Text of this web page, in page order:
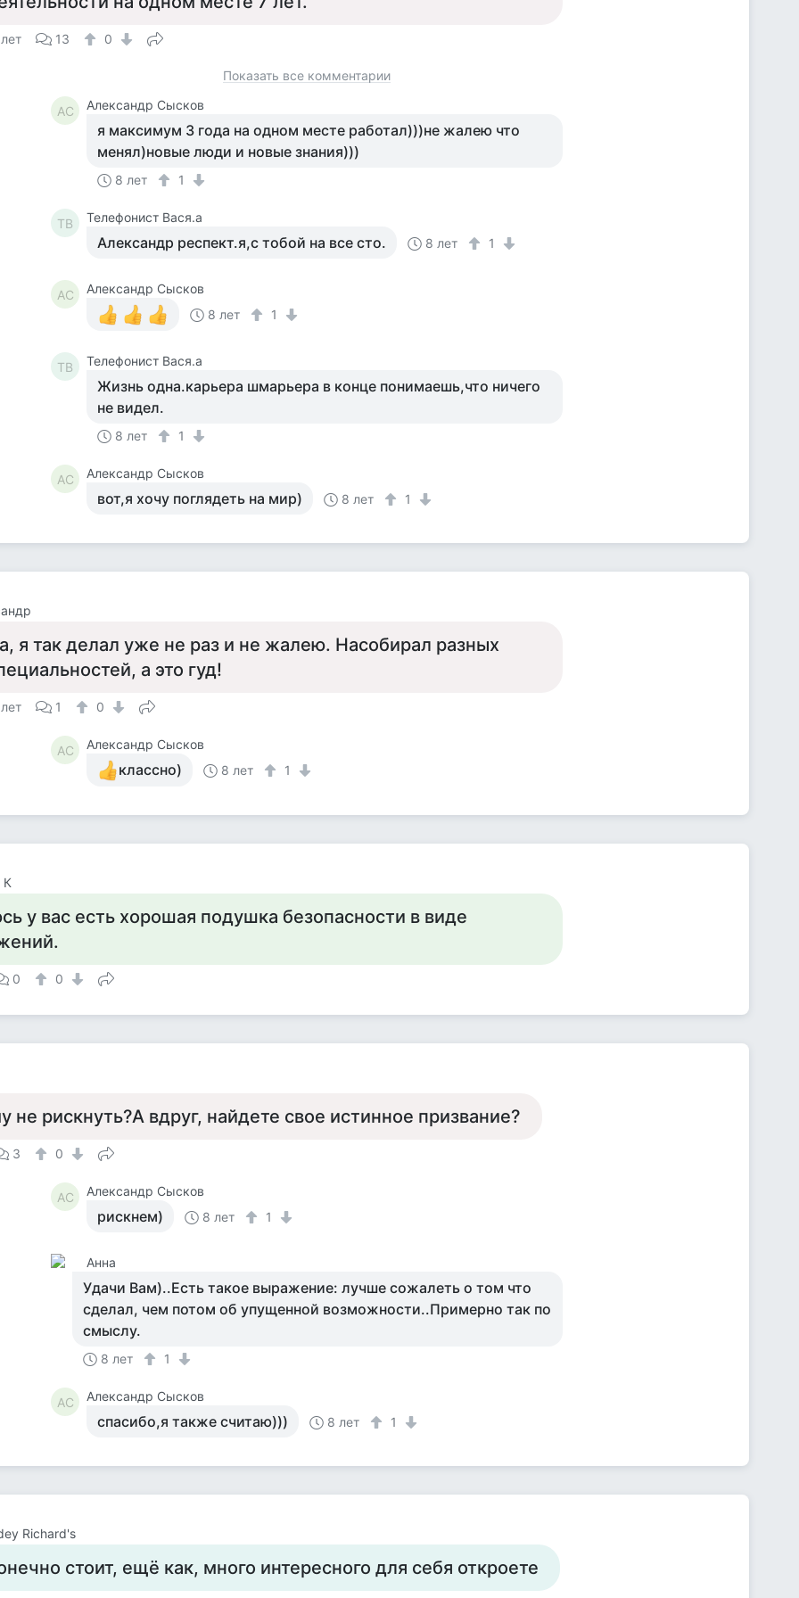
13 0
Показать все комментарии
АС Александр Сысков
я максимум 3 года на одном месте работал)))не жалею что
менял)новые люди и новые знания)))
8 лет 1
ТВ Телефонист Вася.а
Александр респект.я,с тобой на все сто. 8 лет 1
АС
Александр Сысков
8 лет
1
ТВ Телефонист Вася.а
Жизнь одна.карьера шмарьера в конце понимаешь,что ничего
не видел.
8 лет 1
АС Александр Сысков
вот,я хочу поглядеть на мир) 8 лет 1
я так делал уже не раз и не жалею. Насобирал разных
а это гуд!
1 0
АС Александр Сысков
классно) 8 лет 1
К
у вас есть хорошая подушка безопасности в виде
0 0
не рискнуть?А вдруг, найдете свое истинное призвание?
3 0
АС Александр Сысков
рискнем) 8 лет 1
Анна
Удачи Вам)..Есть такое выражение: лучше сожалеть о том что
сделал, чем потом об упущенной возможности..Примерно так по
смыслу.
8 лет 1
АС Александр Сысков
спасибо,я также считаю))) 8 лет 1
Richard's
стоит, ещё как, много интересного для себя откроете